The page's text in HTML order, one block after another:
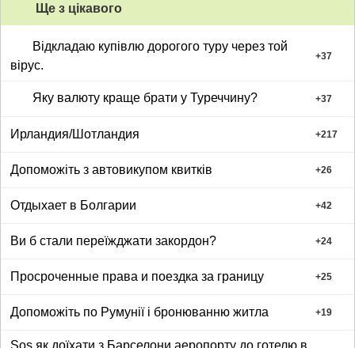
Ще з цiкавого
Відкладаю купівлю дорогого туру через той
вірус.
+37
Яку валюту краще брати у Туреччину? +37
Ирландия/Шотландия +217
Допоможіть з автовикупом квитків +26
Отдыхает в Болгарии +42
Ви б стали переїжджати закордон? +24
Просроченные права и поездка за границу +25
Допоможіть по Румунії і бронюванню житла +19
Sos як доїхати з Барселони аеропорту до готелю в